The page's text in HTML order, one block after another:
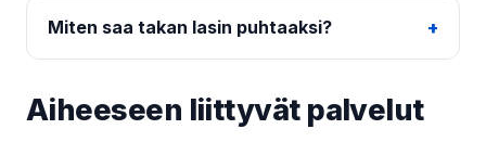
Miten saa takan lasin puhtaaksi?
Aiheeseen liittyvät palvelut